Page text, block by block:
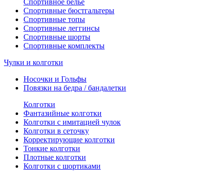
Спортивное белье
Спортивные бюстгальтеры
Спортивные топы
Спортивные леггинсы
Спортивные шорты
Спортивные комплекты
Чулки и колготки
Носочки и Гольфы
Повязки на бедра / бандалетки
Колготки
Фантазийные колготки
Колготки с имитацией чулок
Колготки в сеточку
Корректирующие колготки
Тонкие колготки
Плотные колготки
Колготки с шортиками